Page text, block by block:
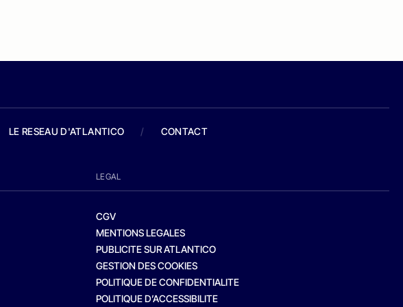
LE RESEAU D'ATLANTICO / CONTACT
LEGAL
CGV
MENTIONS LEGALES
PUBLICITE SUR ATLANTICO
GESTION DES COOKIES
POLITIQUE DE CONFIDENTIALITE
POLITIQUE D’ACCESSIBILITE